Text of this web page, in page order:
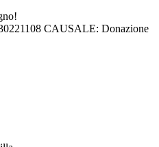
CAUSALE: Donazione